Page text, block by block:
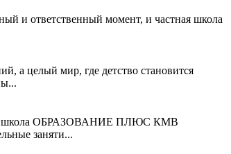
и ответственный момент, и частная школа
а целый мир, где детство становится
школа ОБРАЗОВАНИЕ ПЛЮС КМВ
заняти...